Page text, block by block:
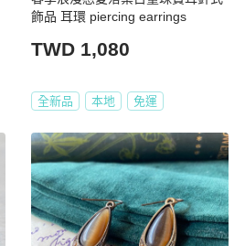
飾品 耳環 piercing earrings
TWD 1,080
全新品 本地 免運